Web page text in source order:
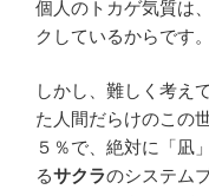
個人のトカゲ気質は
クしているからです。
しかし、難しく考え
た人間だらけのこの
５％で、絶対に「凪
るサクラのシステム